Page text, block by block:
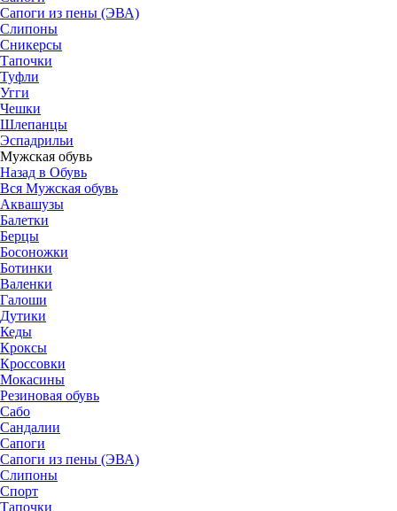
Сапоги из пены (ЭВА)
Слипоны
Сникерсы
Тапочки
Туфли
Угги
Чешки
Шлепанцы
Эспадрильи
Мужская обувь
Назад в Обувь
Вся Мужская обувь
Аквашузы
Балетки
Берцы
Босоножки
Ботинки
Валенки
Галоши
Дутики
Кеды
Кроксы
Кроссовки
Мокасины
Резиновая обувь
Сабо
Сандалии
Сапоги
Сапоги из пены (ЭВА)
Слипоны
Спорт
Тапочки